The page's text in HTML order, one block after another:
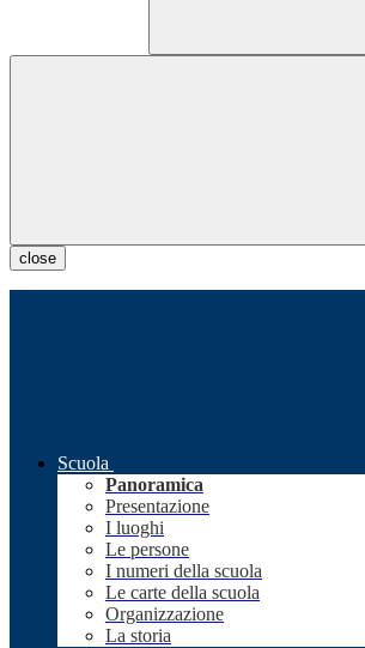
close
Scuola
Panoramica
Presentazione
I luoghi
Le persone
I numeri della scuola
Le carte della scuola
Organizzazione
La storia